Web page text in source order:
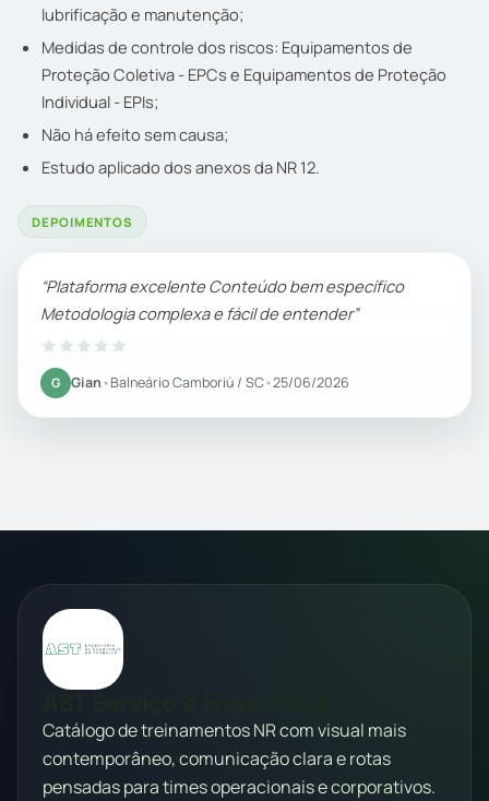
lubrificação e manutenção;
Medidas de controle dos riscos: Equipamentos de
Proteção Coletiva - EPCs e Equipamentos de Proteção
Individual - EPIs;
Não há efeito sem causa;
Estudo aplicado dos anexos da NR 12.
DEPOIMENTOS
Plataforma excelente Conteúdo bem específico
Metodologia complexa e fácil de entender
G Gian •Balneário Camboriú / SC•25/06/2026
Catálogo de treinamentos NR com visual mais
contemporâneo, comunicação clara e rotas
pensadas para times operacionais e corporativos.